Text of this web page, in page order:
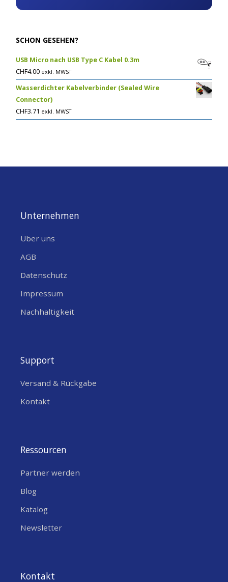
SCHON GESEHEN?
USB Micro nach USB Type C Kabel 0.3m
CHF4.00 exkl. MWST
Wasserdichter Kabelverbinder (Sealed Wire
Connector)
CHF3.71 exkl. MWST
Unternehmen
Über uns
AGB
Datenschutz
Impressum
Nachhaltigkeit
Support
Versand & Rückgabe
Kontakt
Ressourcen
Partner werden
Blog
Katalog
Newsletter
Kontakt